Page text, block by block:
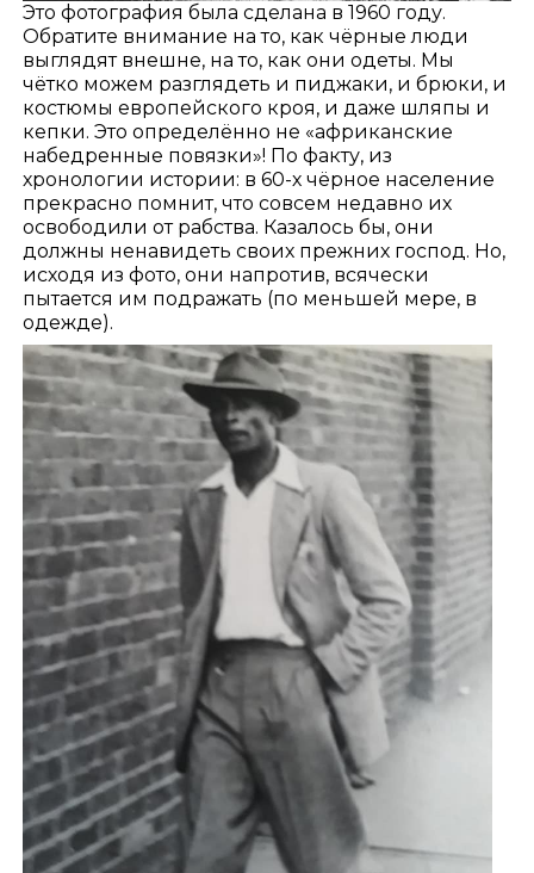
Это фотография была сделана в 1960 году.
Обратите внимание на то, как чёрные люди
выглядят внешне, на то, как они одеты. Мы
чётко можем разглядеть и пиджаки, и брюки, и
костюмы европейского кроя, и даже шляпы и
кепки. Это определённо не «африканские
набедренные повязки»! По факту, из
хронологии истории: в 60-х чёрное население
прекрасно помнит, что совсем недавно их
освободили от рабства. Казалось бы, они
должны ненавидеть своих прежних господ. Но,
исходя из фото, они напротив, всячески
пытается им подражать (по меньшей мере, в
одежде).